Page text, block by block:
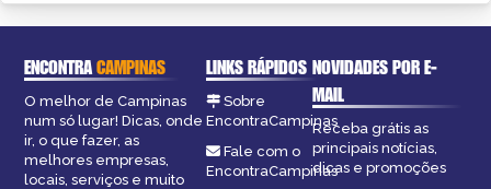
ENCONTRACAMPINAS
O melhor de Campinas
num só lugar! Dicas, onde
ir, o que fazer, as
melhores empresas,
locais, serviços e muito
LINKS RÁPIDOS
Sobre
EncontraCampinas
Fale com o
EncontraCampinas
NOVIDADES POR E-
MAIL
Receba grátis as
principais notícias,
dicas e promoções